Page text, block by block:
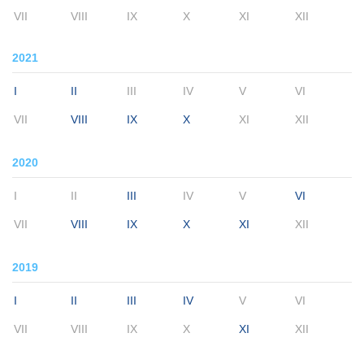
VII
VIII IX X XI XII
2021
I II III IV V VI
VII VIII IX X XI XII
2020
I II III IV V VI
VII VIII IX X XI XII
2019
I II III IV V VI
VII VIII IX X XI XII